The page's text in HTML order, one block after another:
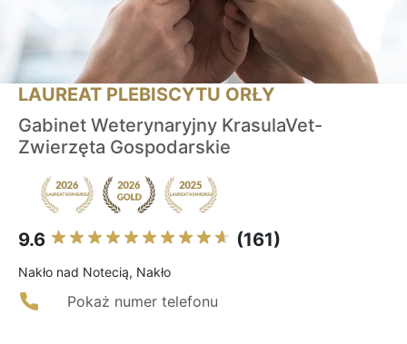
LAUREAT PLEBISCYTU ORŁY
Gabinet Weterynaryjny KrasulaVet-
Zwierzęta Gospodarskie
9.6 (161)
Nakło nad Notecią, Nakło
Pokaż numer telefonu